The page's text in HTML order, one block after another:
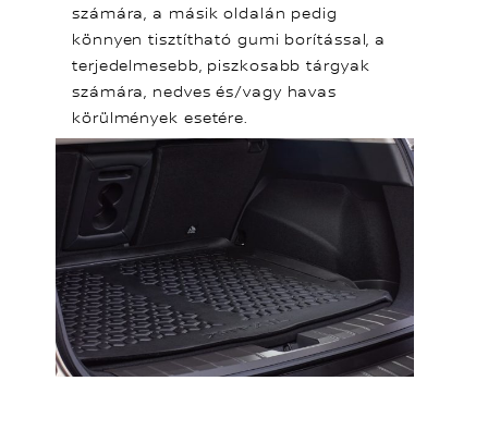
számára, a másik oldalán pedig
könnyen tisztítható gumi borítással, a
terjedelmesebb, piszkosabb tárgyak
számára, nedves és/vagy havas
körülmények esetére.